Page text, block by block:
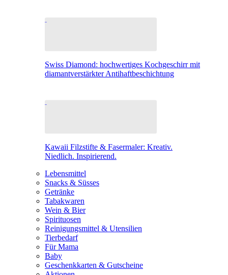
Swiss Diamond: hochwertiges Kochgeschirr mit
diamantverstärkter Antihaftbeschichtung
Kawaii Filzstifte & Fasermaler: Kreativ.
Niedlich. Inspirierend.
Lebensmittel
Snacks & Süsses
Getränke
Tabakwaren
Wein & Bier
Spirituosen
Reinigungsmittel & Utensilien
Tierbedarf
Für Mama
Baby
Geschenkkarten & Gutscheine